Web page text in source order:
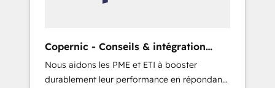
days ⚡ - Global: 75+ RPers across five
continents 🌐 - Scale: Largest organically
grown & fastest tiering Elite HubSpot Partner
Copernic - Conseils & intégration
HubSpot
Nous aidons les PME et ETI à booster
durablement leur performance en répondant